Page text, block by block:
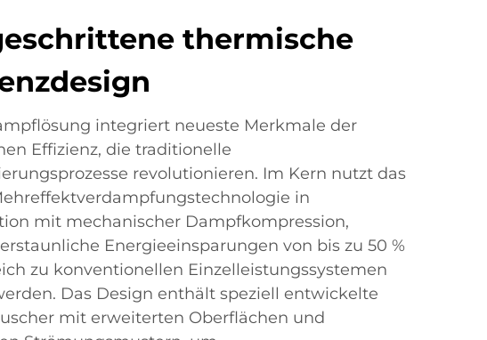
thermische
integriert neueste Merkmale der
Effizienz, die traditionelle
revolutionieren. Im Kern nutzt das
in
mit mechanischer Dampfkompression,
Energieeinsparungen von bis zu 50 %
zu konventionellen Einzelleistungssystemen
Das Design enthält speziell entwickelte
mit erweiterten Oberflächen und